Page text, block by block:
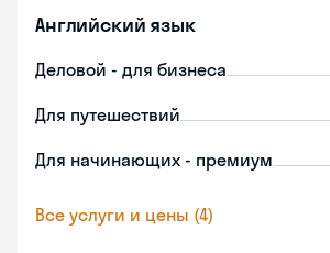
Английский язык
Деловой - для бизнеса
Для путешествий
Для начинающих - премиум
Все услуги и цены (4)